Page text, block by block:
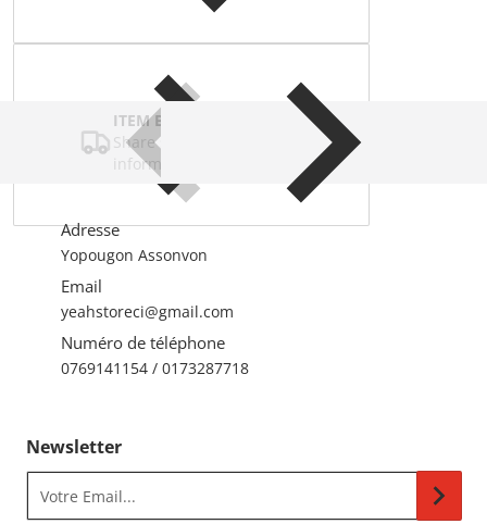
Complementary
ITEM BAR TITLE
Share shipping, delivery, policy
information.
Adresse
Yopougon Assonvon
Email
yeahstoreci@gmail.com
Numéro de téléphone
0769141154 / 0173287718
Newsletter
Votre Email...